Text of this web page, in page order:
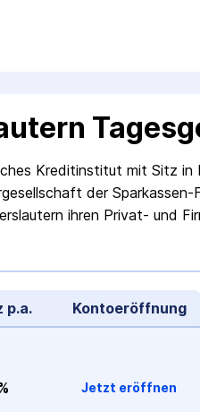
Kreditinstitut mit Sitz in
der Sparkassen-
ihren Privat- und
p.a. Konto­eröffnung
Jetzt eröffnen